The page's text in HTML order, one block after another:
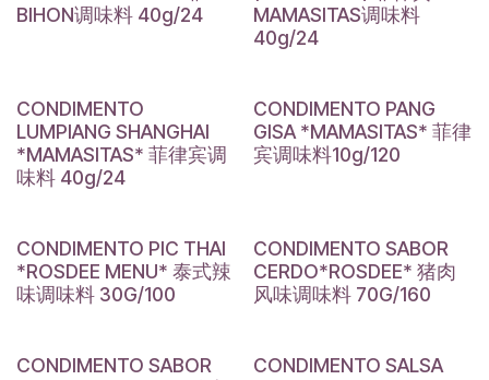
BIHON调味料 40g/24
MAMASITAS调味料
40g/24
CONDIMENTO
LUMPIANG SHANGHAI
*MAMASITAS* 菲律宾调
味料 40g/24
CONDIMENTO PANG
GISA *MAMASITAS* 菲律
宾调味料10g/120
CONDIMENTO PIC THAI
*ROSDEE MENU* 泰式辣
味调味料 30G/100
CONDIMENTO SABOR
CERDO*ROSDEE* 猪肉
风味调味料 70G/160
CONDIMENTO SABOR
CONDIMENTO SALSA